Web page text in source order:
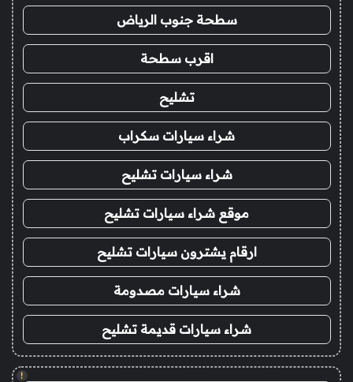
سطحة جنوب الرياض
اقرب سطحة
تشليح
شراء سيارات سكراب
شراء سيارات تشليح
موقع شراء سيارات تشليح
ارقام يشترون سيارات تشليح
شراء سيارات مصدومة
شراء سيارات قديمة تشليح
!